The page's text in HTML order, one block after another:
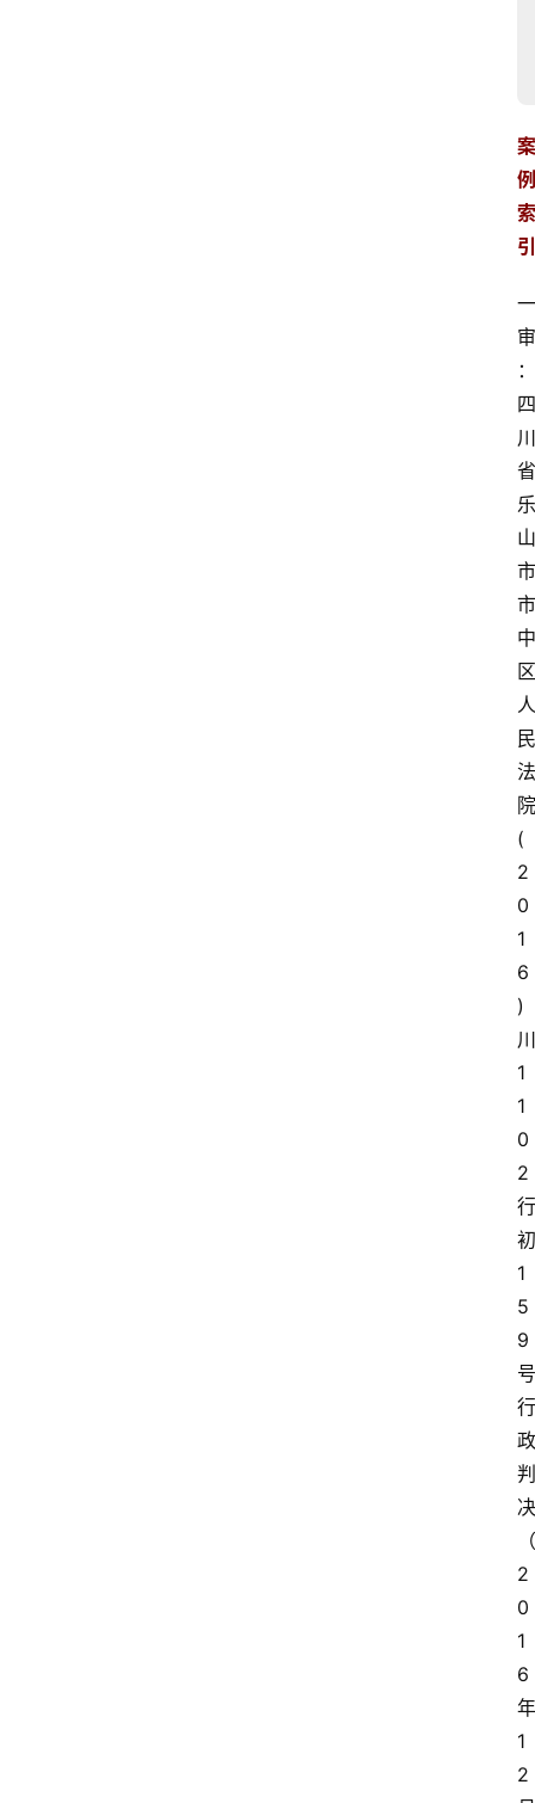
案
例
索
引
一
审
：
四
川
省
乐
山
市
市
中
区
人
民
法
院
(
2
0
1
6
)
川
1
1
0
2
行
初
1
5
9
号
行
政
判
决
（
2
0
1
6
年
1
2